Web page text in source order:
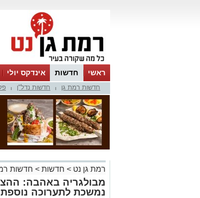
ראשי חדשות אינדקס יולי
ווטסאפ
חדשות רמת גן חדשות נדל"ן
רמת גן נט > חדשות > חדשות
מבולגריה באהבה:
נמשכת לתערוכה נוספת